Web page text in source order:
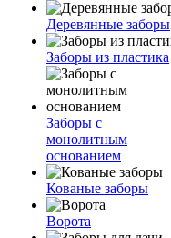
Деревянные заборы
Заборы из пластика
Заборы с
монолитным
основанием
Кованые заборы
Ворота